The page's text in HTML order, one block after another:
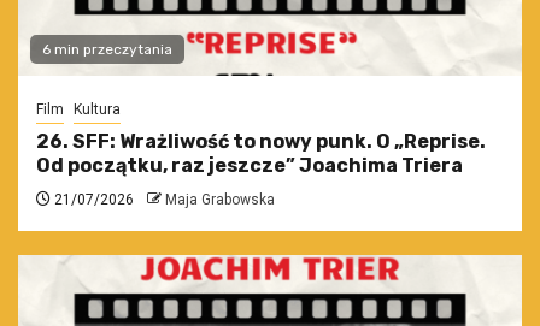
6 min przeczytania
Film Kultura
26. SFF: Wrażliwość to nowy punk. O „Reprise.
Od początku, raz jeszcze” Joachima Triera
21/07/2026 Maja Grabowska